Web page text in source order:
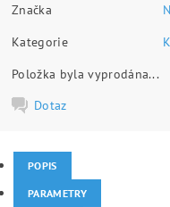
Značka
Kategorie
Položka byla vyprodána...
Dotaz
POPIS
PARAMETRY